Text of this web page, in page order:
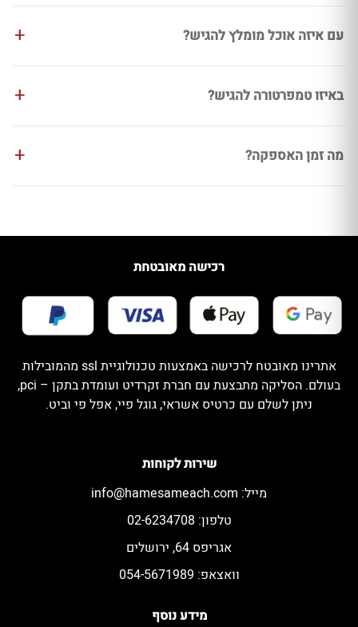
עם איזה אוכל מומלץ להגיש?
באיזו טמפרטורה להגיש?
מה זמן האספקה?
מידע נוסף
שירות לקוחות
מייל: info@hamesameach.com
טלפון: 02-6234708
אגריפס 64, ירושלים
וואצאפ: 054-5671989
רכישה מאובטחת
אתרינו מאובטח לרכישה באמצעות טכנולוגיית ssl מהמובילות
בעולם. הסליקה מתבצעת עם חברת זקרדיט ועומדת בתקן – pci,
ניתן לשלם עם כרטיס אשראי, גוגל פיי, אפל פי וביט.